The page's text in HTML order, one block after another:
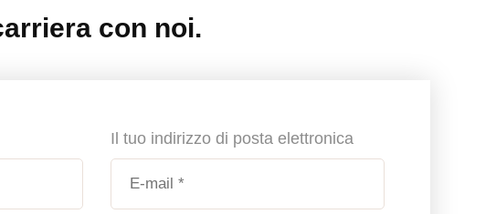
con noi.
Il tuo indirizzo di posta elettronica